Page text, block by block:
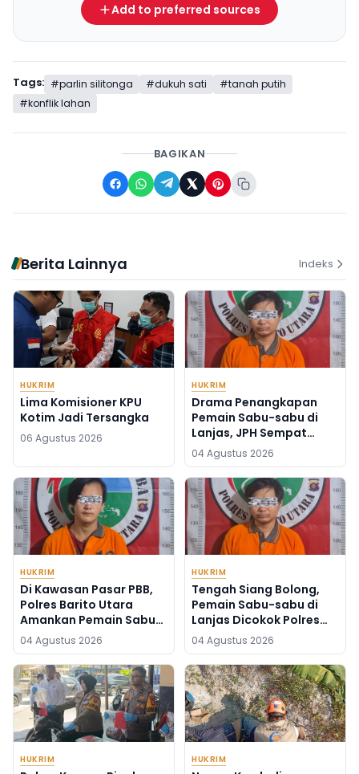
Add to preferred sources
Tags: #parlin silitonga #dukuh sati
#tanah putih
#konflik lahan
BAGIKAN
Berita Lainnya Indeks
HUKRIM
Lima Komisioner KPU
Kotim Jadi Tersangka
06 Agustus 2026
HUKRIM
Drama Penangkapan
Pemain Sabu-sabu di
Lanjas, JPH Sempat
Buang Barang Bukti
04 Agustus 2026
HUKRIM
Di Kawasan Pasar PBB,
Polres Barito Utara
Amankan Pemain Sabu-
sabu, Barbuknya 10
Gram
04 Agustus 2026
HUKRIM
Tengah Siang Bolong,
Pemain Sabu-sabu di
Lanjas Dicokok Polres
Barito Utara
04 Agustus 2026
HUKRIM HUKRIM